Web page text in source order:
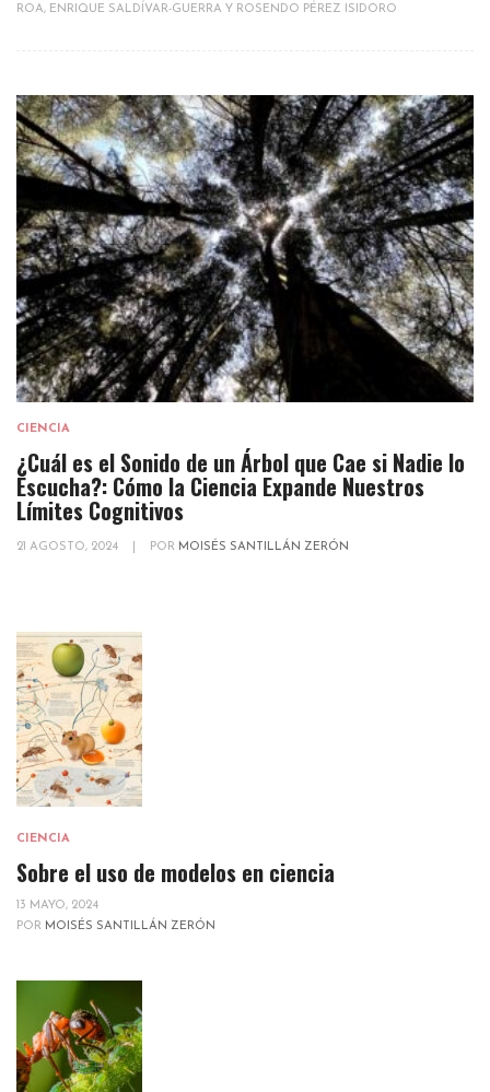
ROA, ENRIQUE SALDÍVAR-GUERRA Y ROSENDO PÉREZ ISIDORO
CIENCIA
¿Cuál es el Sonido de un Árbol que Cae si Nadie lo
Escucha?: Cómo la Ciencia Expande Nuestros
Límites Cognitivos
21 AGOSTO, 2024 POR MOISÉS SANTILLÁN ZERÓN
CIENCIA
Sobre el uso de modelos en ciencia
13 MAYO, 2024
POR MOISÉS SANTILLÁN ZERÓN